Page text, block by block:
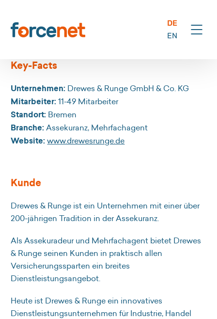
DE
EN
Key-Facts
Unternehmen: Drewes & Runge GmbH & Co. KG
Mitarbeiter:11-49 Mitarbeiter
Standort: Bremen
Branche:Assekuranz, Mehrfachagent
Website:www.drewesrunge.de
Kunde
Drewes & Runge ist ein Unternehmen mit einer über
200-jährigen Tradition in der Assekuranz.
Als Assekuradeur und Mehrfachagent bietet Drewes
& Runge seinen Kunden in praktisch allen
Versicherungssparten ein breites
Dienstleistungsangebot.
Heute ist Drewes & Runge ein innovatives
Dienstleistungsunternehmen für Industrie, Handel